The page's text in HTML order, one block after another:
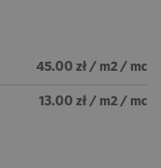
45.00 zł / m2 / mc
13.00 zł / m2 / mc